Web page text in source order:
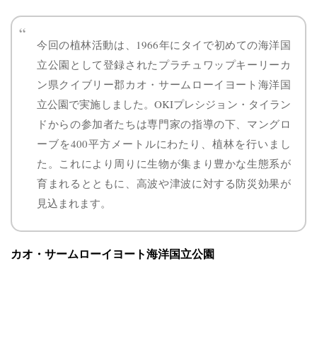
今回の植林活動は、1966年にタイで初めての海洋国
立公園として登録されたプラチュワップキーリーカ
ン県クイブリー郡カオ・サームローイヨート海洋国
立公園で実施しました。OKIプレシジョン・タイラン
ドからの参加者たちは専門家の指導の下、マングロ
ーブを400平方メートルにわたり、植林を行いまし
た。これにより周りに生物が集まり豊かな生態系が
育まれるとともに、高波や津波に対する防災効果が
見込まれます。
カオ・サームローイヨート海洋国立公園